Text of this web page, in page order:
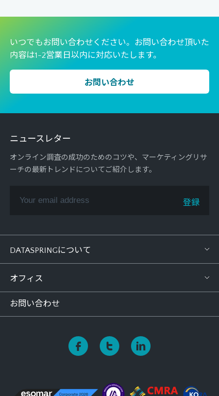
いつでもお問い合わせください。お問い合わせ頂いた
内容は1-2営業日以内に対応いたします。
お問い合わせ
ニュースレター
オンライン調査の成功のためのコツや、マーケティングリサ
ーチの最新トレンドについてご紹介します。
DATASPRINGについて
オフィス
お問い合わせ